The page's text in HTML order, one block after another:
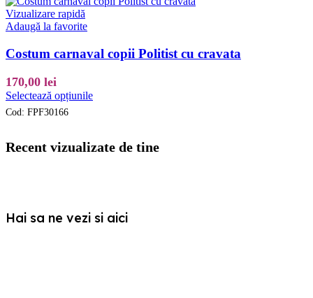
Vizualizare rapidă
Adaugă la favorite
Costum carnaval copii Politist cu cravata
170,00 lei
Selectează opțiunileAcest
multe
în
Cod: FPF30166
Recent vizualizate de tine
Hai sa ne vezi si aici